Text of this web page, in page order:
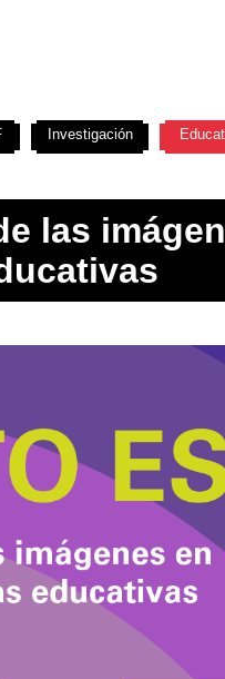
las
Investigación